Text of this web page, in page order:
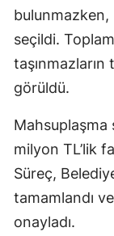
bulunmazken,
seçildi.
taşınmazların
görüldü.
Mahsuplaşma
milyon TL’lik
Süreç,
tamamlandı
onayladı.